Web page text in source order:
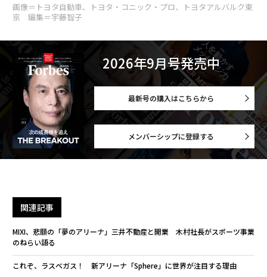
画像＝トヨタ自動車、トヨタ・コニック・プロ、トヨタアルバルク東
京 編集＝宇藤智子
2026年9月号発売中
最新号の購入はこちらから
メンバーシップに登録する
関連記事
MIXI、悲願の「夢のアリーナ」三井不動産と開業 木村社長がスポーツ事業
のねらい語る
これぞ、ラスベガス！ 新アリーナ「Sphere」に世界が注目する理由